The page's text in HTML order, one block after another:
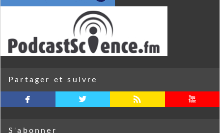
Partager et suivre
facebook twitterbird rss youtube
S'abonner